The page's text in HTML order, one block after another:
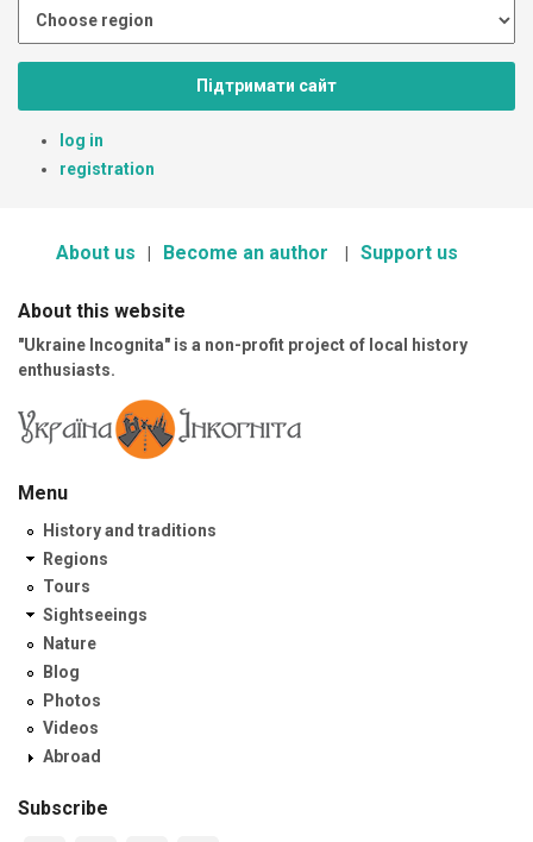
Підтримати сайт
log in
registration
About us Become an author Support us
About this website
"Ukraine Incognita" is a non-profit project of local history
enthusiasts.
Menu
History and traditions
Regions
Tours
Sightseeings
Nature
Blog
Photos
Videos
Abroad
Subscribe